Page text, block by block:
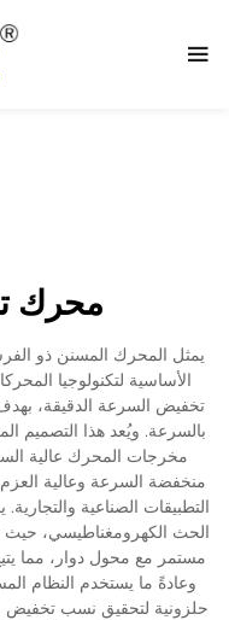
محرك
يمثل المحرك المسنن ذو
الأساسية لتكنولوجيا
تخفيض السرعة الدقيقة،
بالسرعة. ويُعد هذا التصميم
مخرجات المحرك عالية
منخفضة السرعة وعالية
التطبيقات الصناعية
الحث الكهرومغناطيسي،
مستمر مع محول دوار، مما
وعادةً ما يستخدم النظام
حلزونية لتحقيق نسب